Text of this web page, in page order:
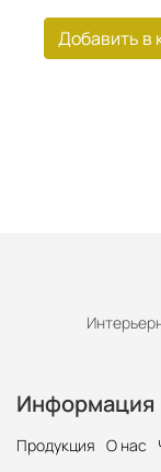
Добавить в
Информация
Продукция О нас